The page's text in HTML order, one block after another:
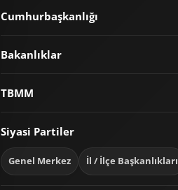
Cumhurbaşkanlığı
Bakanlıklar
TBMM
Siyasi Partiler
Genel Merkez İl / İlçe Başkanlıkları